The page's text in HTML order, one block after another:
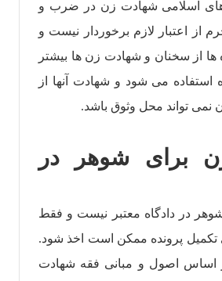
اسلامی شهادت زن در ضرب و
از اعتبار لازم برخوردار نیست و
ها از سخنان و شهادت زن ها بیشتر
استفاده می شود و شهادت آنها از
تواند محل وثوق باشد.
برای شوهر در
در دادگاه معتبر نیست و فقط
تکمیل پرونده ممکن است اخذ شود.
اساس اصول و مبانی فقه شهادت